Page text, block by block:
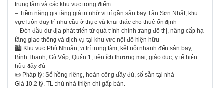
trung tâm và các khu vực trọng điểm
– Tiềm năng gia tăng giá trị nhờ vị trí gần sân bay Tân Sơn Nhất, khu
vực luôn duy trì nhu cầu ở thực và khai thác cho thuê ổn định
– Đón đầu dư địa phát triển từ quá trình chỉnh trang đô thị, nâng cấp hạ
tầng giao thông và dịch vụ tại khu vực nội đô hiện hữu
🏙️ Khu vực Phú Nhuận, vị trí trung tâm, kết nối nhanh đến sân bay,
Bình Thạnh, Gò Vấp, Quận 1; tiện ích thương mại, giáo dục, y tế hiện
hữu đầy đủ
📜 Pháp lý: Sổ hồng riêng, hoàn công đầy đủ, sổ sẵn tại nhà
Giá 10.2 tỷ. TL chủ nhà thiện chí gấp bán.